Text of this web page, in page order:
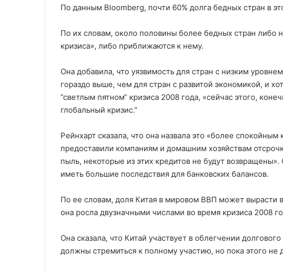
По данным Bloomberg, почти 60% долга бедных стран в
По их словам, около половины более бедных стран либо
кризиса», либо приближаются к нему.
Она добавила, что уязвимость для стран с низким
гораздо выше, чем для стран с развитой экономикой, и
”светлым пятном“ кризиса 2008 года, «сейчас этого,
глобальный кризис.”
Рейнхарт сказала, что она назвала это «более
предоставили компаниям и домашним хозяйствам
пыль, некоторые из этих кредитов не будут возвращены».
иметь большие последствия для банковских балансов.
По ее словам, доля Китая в мировом ВВП может вырасти
она росла двузначными числами во время кризиса 2008
Она сказала, что Китай участвует в облегчении
должны стремиться к полному участию, но пока этого не